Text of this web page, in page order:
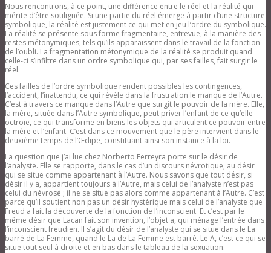
Nous rencontrons, à ce point, une différence entre le réel et la réalité qui
mérite d’être soulignée. Si une partie du réel émerge à partir d’une structure
symbolique, la réalité est justement ce qui met en jeu l’ordre du symbolique.
La réalité se présente sous forme fragmentaire, entrevue, à la manière des
restes métonymiques, tels qu’ils apparaissent dans le travail de la fonction
de l’oubli. La fragmentation métonymique de la réalité se produit quand
celle-ci s’infiltre dans un ordre symbolique qui, par ses failles, fait surgir le
réel.
Ces failles de l’ordre symbolique rendent possibles les contingences,
l’accident, l’inattendu, ce qui révèle dans la frustration le manque de l’Autre.
C’est à travers ce manque dans l’Autre que surgit le pouvoir de la mère. Elle,
la mère, située dans l’Autre symbolique, peut priver l’enfant de ce qu’elle
octroie, ce qui transforme en biens les objets qui articulent ce pouvoir entre
la mère et l’enfant. C’est dans ce mouvement que le père intervient dans le
deuxième temps de l’Œdipe, constituant ainsi son instance à la loi.
La question que j’ai lue chez Norberto Ferreyra porte sur le désir de
l’analyste. Elle se rapporte, dans le cas d’un discours névrotique, au désir
qui se situe comme appartenant à l’Autre. Nous savons que tout désir, si
désir il y a, appartient toujours à l’Autre, mais celui de l’analyste n’est pas
celui du névrosé ; il ne se situe pas alors comme appartenant à l’Autre. C’est
parce qu’il soutient non pas un désir hystérique mais celui de l’analyste que
Freud a fait la découverte de la fonction de l’inconscient. Et c’est par le
même désir que Lacan fait son invention, l’objet a, qui ménage l’entrée dans
l’inconscient freudien. Il s’agit du désir de l’analyste qui se situe dans le La
barré de La Femme, quand le La de La Femme est barré. Le A, c’est ce qui se
situe tout seul à droite et en bas dans le tableau de la sexuation.